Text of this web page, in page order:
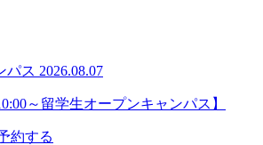
パス 2026.08.07
～留学生オープンキャンパス】
約する